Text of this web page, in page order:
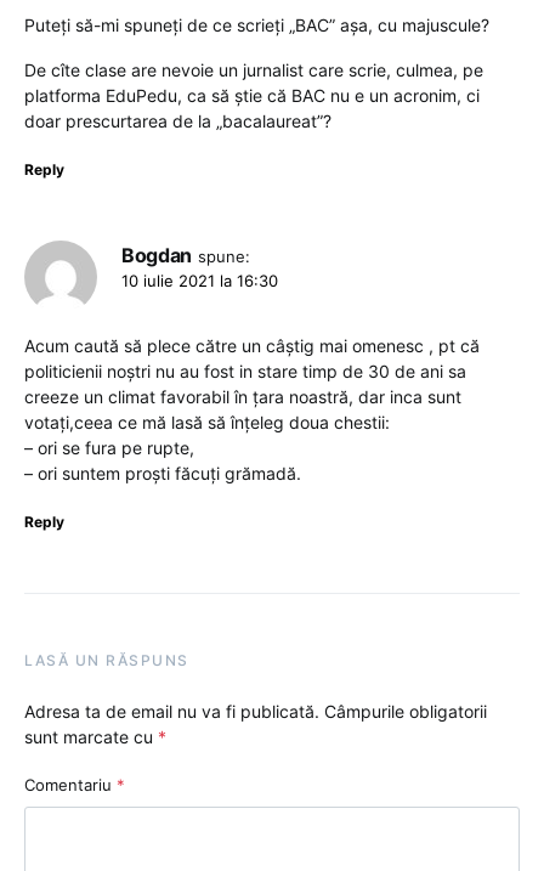
Puteți să-mi spuneți de ce scrieți „BAC” așa, cu majuscule?
De cîte clase are nevoie un jurnalist care scrie, culmea, pe
platforma EduPedu, ca să știe că BAC nu e un acronim, ci
doar prescurtarea de la „bacalaureat”?
Reply
Bogdan spune:
10 iulie 2021 la 16:30
Acum caută să plece către un câștig mai omenesc , pt că
politicienii noștri nu au fost in stare timp de 30 de ani sa
creeze un climat favorabil în țara noastră, dar inca sunt
votați,ceea ce mă lasă să înțeleg doua chestii:
– ori se fura pe rupte,
– ori suntem proști făcuți grămadă.
Reply
LASĂ UN RĂSPUNS
Adresa ta de email nu va fi publicată. Câmpurile obligatorii
sunt marcate cu *
Comentariu *